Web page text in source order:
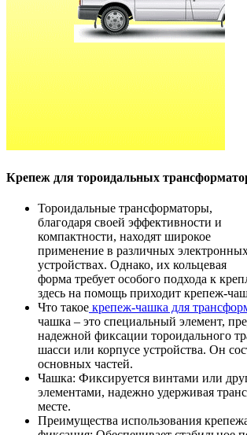
Крепеж для тороидальных
Тороидальные трансформаторы,
благодаря своей эффективности и
компактности, находят широкое
применение в различных
устройствах. Однако, их кольцевая
форма требует особого подхода к
здесь на помощь приходит крепеж-
Что такое крепеж-чашка для
чашка – это специальный элемент,
надежной фиксации тороидального
шасси или корпусе устройства. Он
основных частей.
Чашка: Фиксируется винтами или
элементами, надежно удерживая
месте.
Преимущества использования